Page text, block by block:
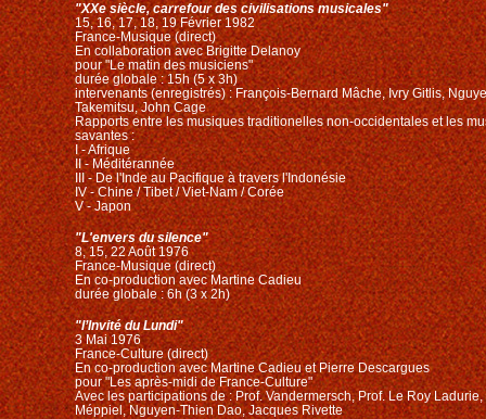
"XXe siècle, carrefour des civilisations musicales"
15, 16, 17, 18, 19 Février 1982
France-Musique (direct)
En collaboration avec Brigitte Delanoy
pour "Le matin des musiciens"
durée globale : 15h (5 x 3h)
intervenants (enregistrés) : François-Bernard Mâche, Ivry Gitlis,
Takemitsu, John Cage
Rapports entre les musiques traditionelles non-occidentales et les
savantes :
I - Afrique
II - Méditérannée
III - De l'Inde au Pacifique à travers l'Indonésie
IV - Chine / Tibet / Viet-Nam / Corée
V - Japon
"L'envers du silence"
8, 15, 22 Août 1976
France-Musique (direct)
En co-production avec Martine Cadieu
durée globale : 6h (3 x 2h)
"l’Invité du Lundi"
3 Mai 1976
France-Culture (direct)
En co-production avec Martine Cadieu et Pierre Descargues
pour "Les après-midi de France-Culture"
Avec les participations de : Prof. Vandermersch, Prof. Le Roy
Méppiel, Nguyen-Thien Dao, Jacques Rivette